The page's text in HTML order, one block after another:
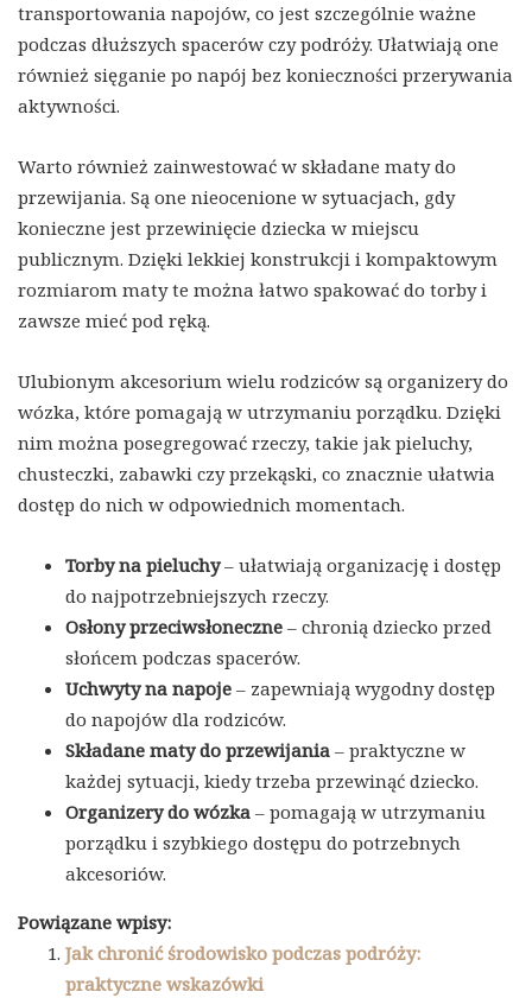
transportowania napojów, co jest szczególnie ważne
podczas dłuższych spacerów czy podróży. Ułatwiają one
również sięganie po napój bez konieczności przerywania
aktywności.
Warto również zainwestować w składane maty do
przewijania. Są one nieocenione w sytuacjach, gdy
konieczne jest przewinięcie dziecka w miejscu
publicznym. Dzięki lekkiej konstrukcji i kompaktowym
rozmiarom maty te można łatwo spakować do torby i
zawsze mieć pod ręką.
Ulubionym akcesorium wielu rodziców są organizery do
wózka, które pomagają w utrzymaniu porządku. Dzięki
nim można posegregować rzeczy, takie jak pieluchy,
chusteczki, zabawki czy przekąski, co znacznie ułatwia
dostęp do nich w odpowiednich momentach.
Torby na pieluchy– ułatwiają organizację i dostęp
do najpotrzebniejszych rzeczy.
Osłony przeciwsłoneczne – chronią dziecko przed
słońcem podczas spacerów.
Uchwyty na napoje – zapewniają wygodny dostęp
do napojów dla rodziców.
Składane maty do przewijania – praktyczne w
każdej sytuacji, kiedy trzeba przewinąć dziecko.
Organizery do wózka – pomagają w utrzymaniu
porządku i szybkiego dostępu do potrzebnych
akcesoriów.
Powiązane wpisy:
Jak chronić środowisko podczas podróży:
praktyczne wskazówki